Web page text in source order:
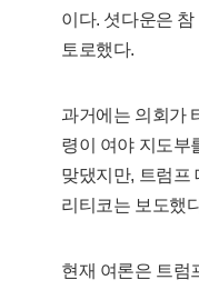
이다. 셧다운은
토로했다.
과거에는 의회가
령이 여야 지도부
맞댔지만, 트럼프
리티코는 보도했
현재 여론은 트럼